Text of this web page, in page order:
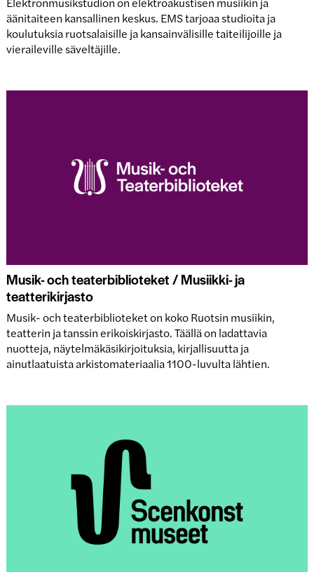
äänitaiteen kansallinen keskus. EMS tarjoaa studioita ja
koulutuksia ruotsalaisille ja kansainvälisille taiteilijoille ja
vieraileville säveltäjille.
Musik- och teaterbiblioteket / Musiikki- ja
teatterikirjasto
Musik- och teaterbiblioteket on koko Ruotsin musiikin,
teatterin ja tanssin erikoiskirjasto. Täällä on ladattavia
nuotteja, näytelmäkäsikirjoituksia, kirjallisuutta ja
ainutlaatuista arkistomateriaalia 1100-luvulta lähtien.